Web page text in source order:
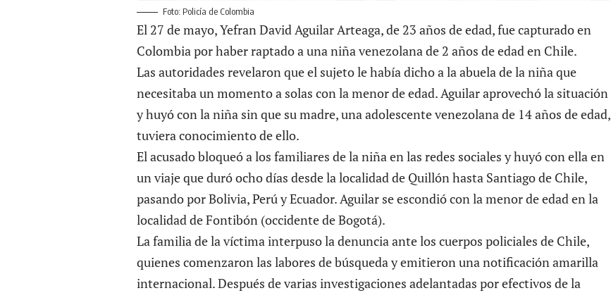
Foto: Policía de Colombia
El 27 de mayo, Yefran David Aguilar Arteaga, de 23 años de edad, fue capturado en
Colombia por haber raptado a unaniña venezolana de 2 años de edad en Chile.
Las autoridades revelaron que el sujeto le había dicho a la abuela de la niña que
necesitaba un momento a solas con la menor de edad. Aguilar aprovechó la situación
y huyó con la niña sin que su madre, una adolescente venezolana de 14 años de edad,
tuviera conocimiento de ello.
El acusado bloqueó a los familiares de la niña en las redes sociales y huyó con ella en
un viaje que duró ocho días desde la localidad de Quillón hasta Santiago de Chile,
pasando por Bolivia, Perú y Ecuador. Aguilar se escondió con la menor de edad en la
localidad de Fontibón (occidente de Bogotá).
La familia de la víctima interpuso la denuncia ante los cuerpos policiales de Chile,
quienes comenzaron las labores de búsqueda y emitieron una notificación amarilla
internacional. Después de varias investigaciones adelantadas por efectivos de la